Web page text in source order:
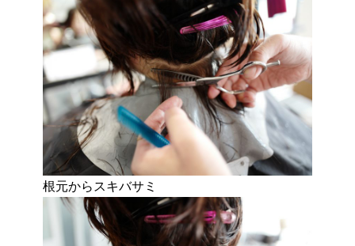
根元からスキバサミ